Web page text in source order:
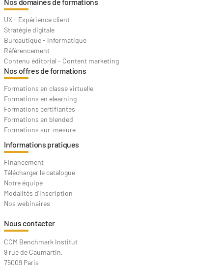
UX - Expérience client
Stratégie digitale
Bureautique - Informatique
Référencement
Contenu éditorial - Content marketing
Nos offres de formations
Formations en classe virtuelle
Formations en elearning
Formations certifiantes
Formations en blended
Formations sur-mesure
Informations pratiques
Financement
Télécharger le catalogue
Notre équipe
Modalités d'inscription
Nos webinaires
Nous contacter
CCM Benchmark Institut
9 rue de Caumartin,
75009 Paris